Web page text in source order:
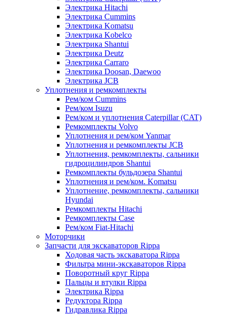
Электрика Hitachi
Электрика Cummins
Электрика Komatsu
Электрика Kobelco
Электрика Shantui
Электрика Deutz
Электрика Carraro
Электрика Doosan, Daewoo
Электрика JCB
Уплотнения и ремкомплекты
Рем/ком Cummins
Рем/ком Isuzu
Рем/ком и уплотнения Caterpillar (CAT)
Ремкомплекты Volvo
Уплотнения и рем/ком Yanmar
Уплотнения и ремкомплекты JCB
Уплотнения, ремкомплекты, сальники
гидроцилиндров Shantui
Ремкомплекты бульдозера Shantui
Уплотнения и рем/ком. Komatsu
Уплотнение, ремкомплекты, сальники
Hyundai
Ремкомплекты Hitachi
Ремкомплекты Case
Рем/ком Fiat-Hitachi
Моторчики
Запчасти для экскаваторов Rippa
Ходовая часть экскаватора Rippa
Фильтра мини-экскаваторов Rippa
Поворотный круг Rippa
Пальцы и втулки Rippa
Электрика Rippa
Редуктора Rippa
Гидравлика Rippa